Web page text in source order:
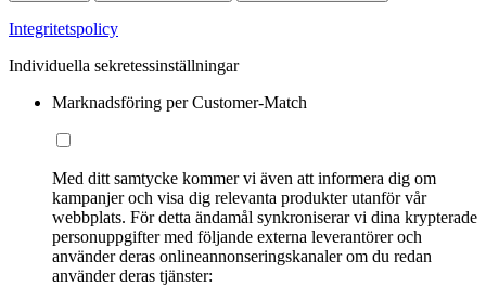
Integritetspolicy
Individuella sekretessinställningar
Marknadsföring per Customer-Match
Med ditt samtycke kommer vi även att informera dig om
kampanjer och visa dig relevanta produkter utanför vår
webbplats. För detta ändamål synkroniserar vi dina krypterade
personuppgifter med följande externa leverantörer och
använder deras onlineannonseringskanaler om du redan
använder deras tjänster: